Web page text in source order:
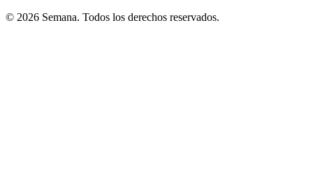
© 2026 Semana. Todos los derechos reservados.